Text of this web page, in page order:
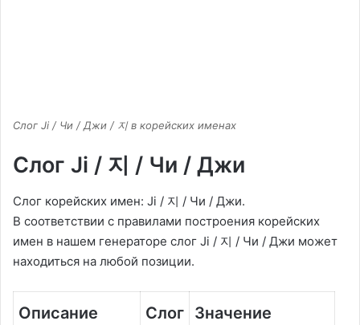
Слог Ji / Чи / Джи / 지 в корейских именах
Слог Ji / 지 / Чи / Джи
Слог корейских имен: Ji / 지 / Чи / Джи.
В соответствии с правилами построения корейских
имен в нашем генераторе слог Ji / 지 / Чи / Джи может
находиться на любой позиции.
Описание Слог Значение